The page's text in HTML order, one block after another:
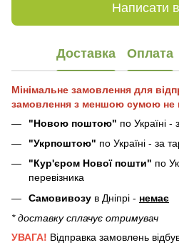
Написати
Доставка Оплата
Мінімальне замовлення для
замовлення з меншою сумою не
"Новою поштою" по Україні -
"Укрпоштою" по Україні - за
"Кур'єром Нової пошти" по
перевізника
Самовивозу в Дніпрі - немає
* доставку сплачує отримувач
УВАГА! Відправка замовлень